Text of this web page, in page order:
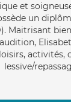
et
un
Maitrisant
activités,
lessive/